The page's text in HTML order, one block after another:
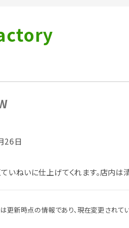
26日
いねいに仕上げてくれます。店内は
更新時点の情報であり、現在変更されて